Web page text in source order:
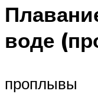
воде
проплывы